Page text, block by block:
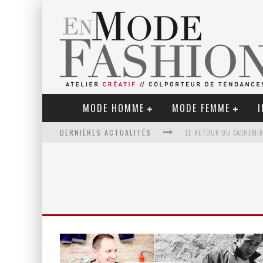
MODE HOMME MODE FEMME
DERNIÈRES ACTUALITÉS LE RETOUR DU